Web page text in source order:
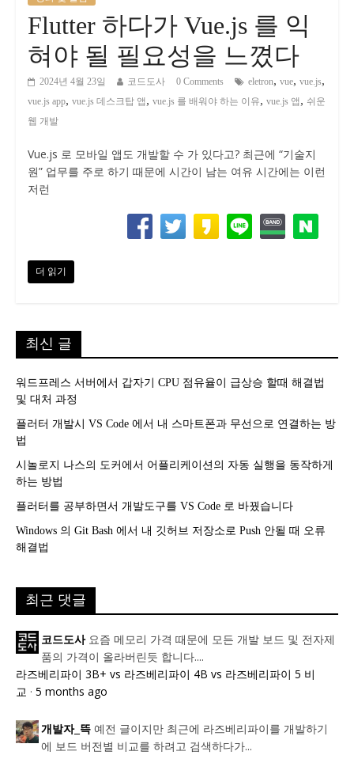
Flutter 하다가 Vue.js 를 익
혀야 될 필요성을 느꼈다
2024년 4월 23일 코드도사 0 Comments eletron, vue, vue.js,
vue.js app, vue.js 데스크탑 앱 , vue.js 를 배워야 하는 이유, vue.js 앱 , 쉬운
웹 개발
Vue.js 로 모바일 앱도 개발할 수 가 있다고? 최근에 “기술지
원” 업무를 주로 하기 때문에 시간이 남는 여유 시간에는 이런
저런
더 읽기
최신 글
워드프레스 서버에서 갑자기 CPU 점유율이 급상승 할때 해결법
및 대처 과정
플러터 개발시 VS Code 에서 내 스마트폰과 무선으로 연결하는 방
법
시놀로지 나스의 도커에서 어플리케이션의 자동 실행을 동작하게
하는 방법
플러터를 공부하면서 개발도구를 VS Code 로 바꿨습니다
Windows 의 Git Bash 에서 내 깃허브 저장소로 Push 안될 때 오류
해결법
최근 댓글
코드도사 요즘 메모리 가격 때문에 모든 개발 보드 및 전자제
품의 가격이 올라버린듯 합니다....
라즈베리파이 3B+ vs 라즈베리파이 4B vs 라즈베리파이 5 비
교 · 5 months ago
개발자_뜩 예전 글이지만 최근에 라즈베리파이를 개발하기
에 보드 버전별 비교를 하려고 검색하다가...